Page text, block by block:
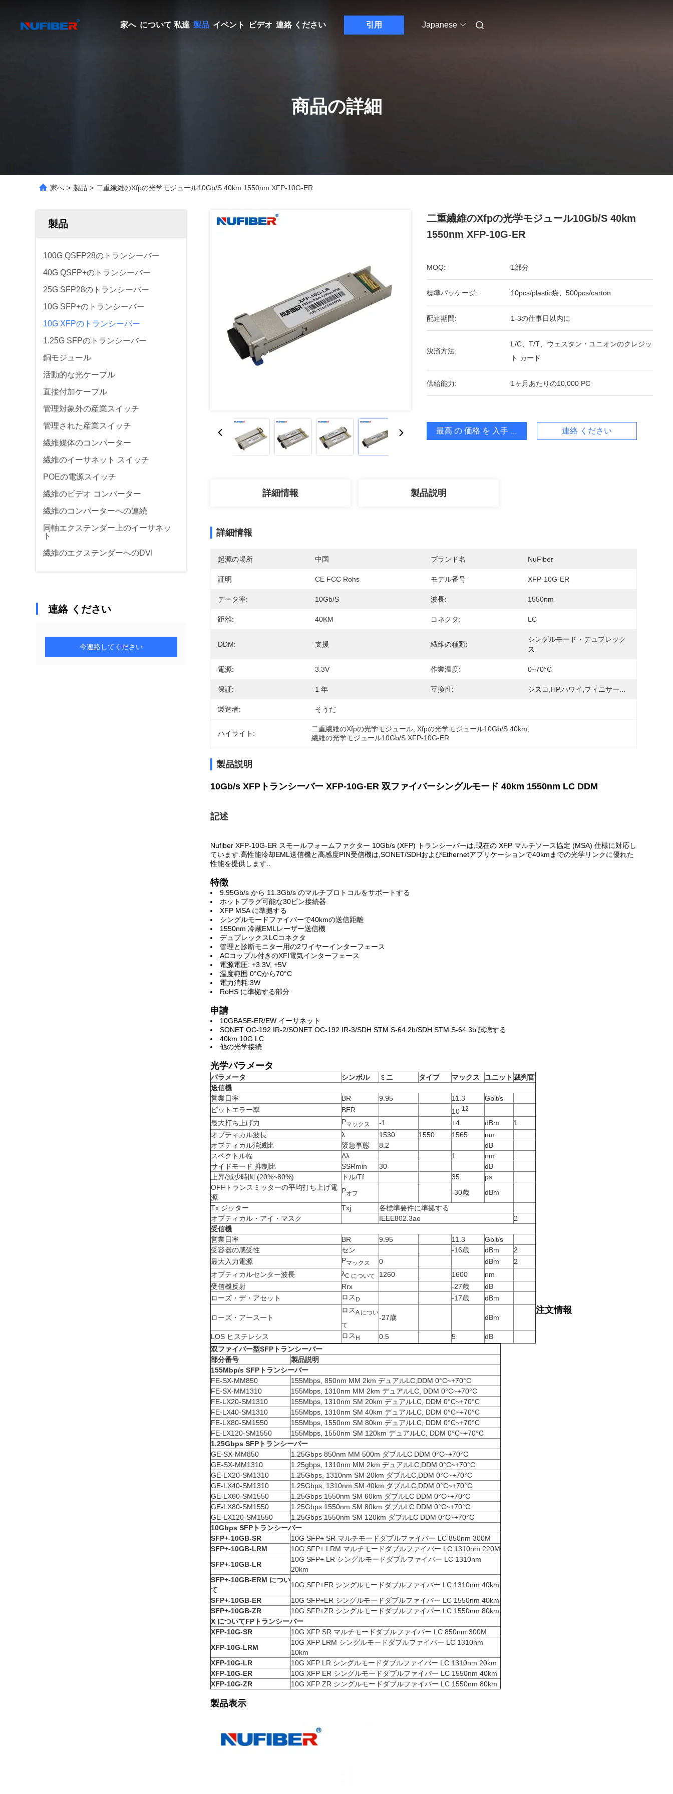
家へ について 私達 製品 イベント ビデオ 連絡 ください 引用 Japanese
商品の詳細
家へ > 製品 > 二重繊維のXfpの光学モジュール10Gb/S 40km 1550nm XFP-10G-ER
製品
100G QSFP28のトランシーバー
40G QSFP+のトランシーバー
25G SFP28のトランシーバー
10G SFP+のトランシーバー
10G XFPのトランシーバー
1.25G SFPのトランシーバー
銅モジュール
活動的な光ケーブル
直接付加ケーブル
管理対象外の産業スイッチ
管理された産業スイッチ
繊維媒体のコンバーター
繊維のイーサネット スイッチ
POEの電源スイッチ
繊維のビデオ コンバーター
繊維のコンバーターへの連続
同軸エクステンダー上のイーサネッ
ト
繊維のエクステンダーへのDVI
連絡 ください
今連絡してください
二重繊維のXfpの光学モジュール10Gb/S 40km
1550nm XFP-10G-ER
MOQ: 1部分
標準パッケージ: 10pcs/plastic袋、500pcs/carton
配達期間: 1-3の仕事日以内に
決済方法:
L/C、T/T、ウェスタン・ユニオンのクレジッ
ト カード
供給能力: 1ヶ月あたりの10,000 PC
最高 の 価格 を 入手 する 連絡 ください
詳細情報 製品説明
詳細情報
起源の場所 中国 ブランド名 NuFiber
証明 CE FCC Rohs モデル番号 XFP-10G-ER
データ率: 10Gb/s 波長: 1550nm
距離: 40KM コネクタ: LC
DDM: 支援 繊維の種類:
シングルモード・デュプレック
ス
電源: 3.3V 作業温度: 0~70°C
保証: 1 年 互換性: シスコ,HP,ハワイ,フィニサー...
製造者: そうだ
ハイライト:
二重繊維のXfpの光学モジュール , Xfpの光学モジュール10Gb/S 40km
繊維の光学モジュール10Gb/S XFP-10G-ER
製品説明
10Gb/s XFPトランシーバー XFP-10G-ER 双ファイバーシングルモード 40km 1550nm LC DDM
記述
Nufiber XFP-10G-ER スモールフォームファクター 10Gb/s (XFP) トランシーバーは,現在の XFP マルチソース協定 (MSA) 仕様に対応し
ています.高性能冷却EML送信機と高感度PIN受信機は,SONET/SDHおよびEthernetアプリケーションで40kmまでの光学リンクに優れた
性能を提供します..
特徴
9.95Gb/s から 11.3Gb/s のマルチプロトコルをサポートする
ホットプラグ可能な30ピン接続器
XFP MSA に準拠する
シングルモードファイバーで40kmの送信距離
1550nm 冷蔵EMLレーザー送信機
デュプレックスLCコネクタ
管理と診断モニター用の2ワイヤーインターフェース
ACコップル付きのXFI電気インターフェース
電源電圧: +3.3V, +5V
温度範囲 0°Cから70°C
電力消耗:3W
RoHS に準拠する部分
申請
10GBASE-ER/EW イーサネット
SONET OC-192 IR-2/SONET OC-192 IR-3/SDH STM S-64.2b/SDH STM S-64.3b 試聴する
40km 10G LC
他の光学接続
光学パラメータ
パラメータ シンボル ミニ タイプ マックス ユニット 裁判官
送信機
営業日率
BR 9.95 11.3
Gbit/s
ビットエラー率
BER 10-12
最大打ち上げ力 Pマックス -1 +4 dBm
1
オプティカル波長
λ 1530 1550 1565
nm
オプティカル消滅比
緊急事態 8.2
dB
スペクトル幅
Δλ 1
nm
サイドモード 抑制比
SSRmin 30
dB
上昇/減少時間 (20%~80%)
トル/Tf 35
ps
OFFトランスミッターの平均打ち上げ電
源
Pオフ -30歳
dBm
Tx ジッター
Txj
各標準要件に準拠する
オプティカル・アイ・マスク
IEEE802.3ae
2
受信機
営業日率
BR 9.95 11.3
Gbit/s
受容器の感受性
セン -16歳 dBm
2
最大入力電源
Pマックス 0 dBm
2
オプティカルセンター波長
λC について 1260 1600
nm
受信機反射
Rrx -27歳
dB
ローズ・デ・アセット
ロス D -17歳 dBm
ローズ・アースート
ロスA につい
て
-27歳 dBm
LOS ヒステレシス ロス H 0.5 5 dB
注文情報
双ファイバー型SFP トランシーバー
部分番号
製品説明
155Mbp/s SFP トランシーバー
FE-SX-MM850
155Mbps, 850nm MM 2km デュアルLC,DDM 0°C~+70°C
FE-SX-MM1310
155Mbps, 1310nm MM 2km デュアルLC, DDM 0°C~+70°C
FE-LX20-SM1310
155Mbps, 1310nm SM 20km デュアルLC, DDM 0°C~+70°C
FE-LX40-SM1310
155Mbps, 1310nm SM 40km デュアルLC, DDM 0°C~+70°C
FE-LX80-SM1550
155Mbps, 1550nm SM 80km デュアルLC, DDM 0°C~+70°C
FE-LX120-SM1550
155Mbps, 1550nm SM 120km デュアルLC, DDM 0°C~+70°C
1.25Gbps SFP トランシーバー
GE-SX-MM850
1.25Gbps 850nm MM 500m ダブルLC DDM 0°C~+70°C
GE-SX-MM1310
1.25gbps, 1310nm MM 2km デュアルLC,DDM 0°C~+70°C
GE-LX20-SM1310
1.25Gbps, 1310nm SM 20km ダブルLC,DDM 0°C~+70°C
GE-LX40-SM1310
1.25Gbps, 1310nm SM 40km ダブルLC,DDM 0°C~+70°C
GE-LX60-SM1550
1.25Gbps 1550nm SM 60km ダブルLC DDM 0°C~+70°C
GE-LX80-SM1550
1.25Gbps 1550nm SM 80km ダブルLC DDM 0°C~+70°C
GE-LX120-SM1550
1.25Gbps 1550nm SM 120km ダブルLC DDM 0°C~+70°C
10Gbps SFP トランシーバー
SFP+-10GB-SR
10G SFP+ SR マルチモードダブルファイバー LC 850nm 300M
SFP+-10GB-LRM
10G SFP+ LRM マルチモードダブルファイバー LC 1310nm 220M
SFP+-10GB-LR
10G SFP+ LR シングルモードダブルファイバー LC 1310nm
20km
SFP+-10GB-ERM につい
て
10G SFP+ER シングルモードダブルファイバー LC 1310nm 40km
SFP+-10GB-ER
10G SFP+ER シングルモードダブルファイバー LC 1550nm 40km
SFP+-10GB-ZR
10G SFP+ZR シングルモードダブルファイバー LC 1550nm 80km
X についてFP トランシーバー
XFP-10G-SR
10G XFP SR マルチモードダブルファイバー LC 850nm 300M
XFP-10G-LRM
10G XFP LRM シングルモードダブルファイバー LC 1310nm
10km
XFP-10G-LR
10G XFP LR シングルモードダブルファイバー LC 1310nm 20km
XFP-10G-ER
10G XFP ER シングルモードダブルファイバー LC 1550nm 40km
XFP-10G-ZR 10G XFP ZR シングルモードダブルファイバー LC 1550nm 80km
製品表示